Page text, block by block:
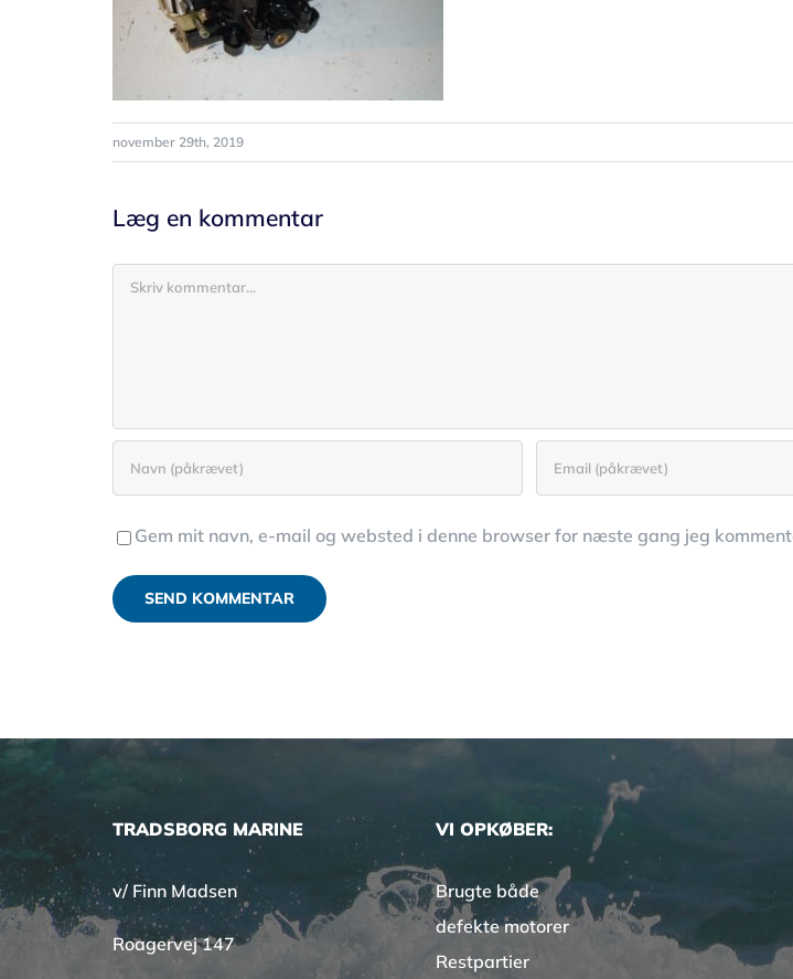
november 29th, 2019
Læg en kommentar
Comment
Gem mit navn, e-mail og websted i denne browser for næste gang jeg
TRADSBORG MARINE
v/ Finn Madsen
Roagervej 147
VI OPKØBER:
Brugte både
defekte motorer
Restpartier